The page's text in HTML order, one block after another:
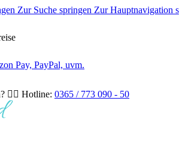
Zur Suche springen Zur Hauptnavigation
Pay, PayPal, uvm.
👉🏻 Hotline: 0365 / 773 090 - 50